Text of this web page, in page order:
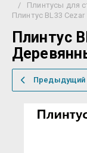
/
Плинтусы для
Плинтус BL33
Плинтус
Предыдущий